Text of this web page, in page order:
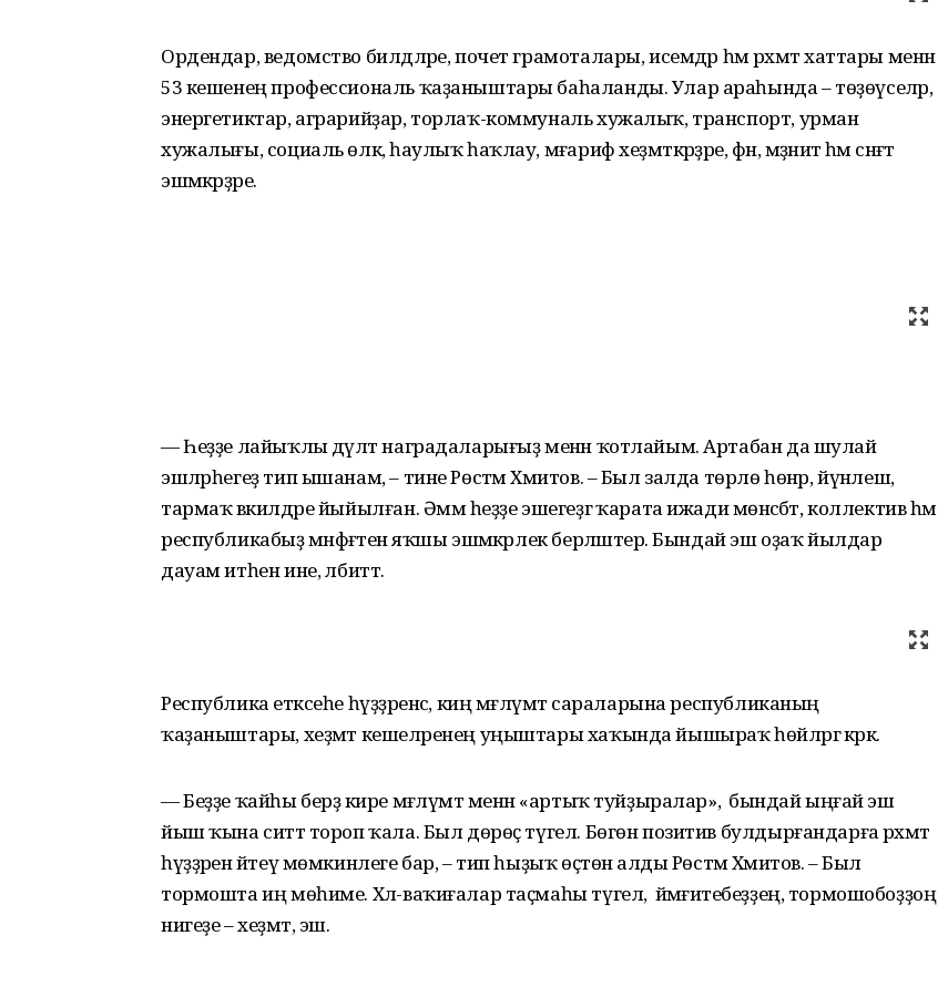
Ордендар, ведомство билдәләре, почет грамоталары, исемдәр һәм рәхмәт хаттары менән
53 кешенең профессиональ ҡаҙаныштары баһаланды. Улар араһында – төҙөүселәр,
энергетиктар, аграрийҙар, торлаҡ-коммуналь хужалыҡ, транспорт, урман
хужалығы, социаль өлкә, һаулыҡ һаҡлау, мәғариф хеҙмәткәрҙәре, фән, мәҙәниәт һәм сәнғәт
эшмәкәрҙәре.
— Һеҙҙе лайыҡлы дәүләт наградаларығыҙ менән ҡотлайым. Артабан да шулай
эшләрһегеҙ тип ышанам, – тине Рөстәм Хәмитов. – Был залда төрлө һөнәр, йүнәлеш,
тармаҡ вәкилдәре йыйылған. Әммә һеҙҙе эшегеҙгә ҡарата ижади мөнәсәбәт, коллектив һәм
республикабыҙ мәнфәғәтенә яҡшы эшмәкәрлек берләштерә. Бындай эш оҙаҡ йылдар
дауам итһен ине, әлбиттә.
Республика етәксеһе һүҙҙәренсә, киң мәғлүмәт сараларына республиканың
ҡаҙаныштары, хеҙмәт кешеләренең уңыштары хаҡында йышыраҡ һөйләргә кәрәк.
— Беҙҙе ҡайһы берҙә кире мәғлүмәт менән «артыҡ туйҙыралар», ә бындай ыңғай эш
йыш ҡына ситтә тороп ҡала. Был дөрөҫ түгел. Бөгөн позитив булдырғандарға рәхмәт
һүҙҙәрен әйтеү мөмкинлеге бар, – тип һыҙыҡ өҫтөнә алды Рөстәм Хәмитов. – Был
тормошта иң мөһиме. Хәл-ваҡиғалар таҫмаһы түгел, ә йәмғиәтебеҙҙең, тормошобоҙҙоң
нигеҙе – хеҙмәт, эш.